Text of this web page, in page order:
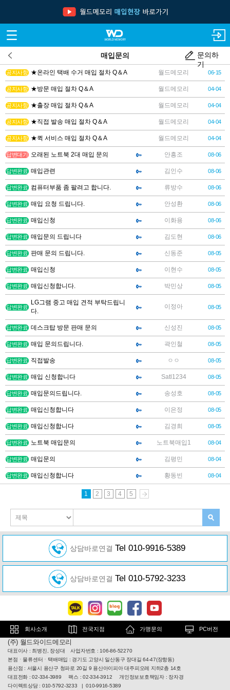
매입문의
문의하
기
공지사항 ★온라인 택배 수거 매입 절차 Q＆A 월드메모리 06-15
공지사항 ★방문 매입 절차 Q＆A 월드메모리 04-04
공지사항 ★출장 매입 절차 Q＆A 월드메모리 04-04
공지사항 ★직접 발송 매입 절차 Q＆A 월드메모리 04-04
공지사항 ★퀵 서비스 매입 절차 Q＆A 월드메모리 04-04
답변대기 오래된 노트북 2대 매입 문의 안흥조 08-06
답변완료 매입관련 김인수 08-06
답변완료 컴퓨터부품 좀 팔려고 합니다. 류방수 08-06
답변완료 매입 요청 드립니다. 안성환 08-06
답변완료 매입신청 이화용 08-06
답변완료 매입문의 드립니다 김도현 08-06
답변완료 판매 문의 드립니다. 신동준 08-05
답변완료 매입신청 이현수 08-05
답변완료 매입신청합니다. 박민상 08-05
답변완료
LG그램 중고 매입 견적 부탁드립니
다.
이정아 08-05
답변완료 데스크탑 방문 판매 문의 신성진 08-05
답변완료 매입 문의드립니다. 곽인철 08-05
답변완료 직접발송 ㅇㅇ 08-05
답변완료 매입 신청합니다 Satl1234 08-05
답변완료 매입문의드립니다. 송성호 08-05
답변완료 매입신청합니다 이은정 08-05
답변완료 매입신청합니다 김경희 08-05
답변완료 노트북 매입문의 노트북매입1 08-04
답변완료 매입문의 김평민 08-04
답변완료 매입신청합니다 황동빈 08-04
1 2 3 4 5
상담바로연결 Tel 010-9916-5389
상담바로연결 Tel 010-5792-3233
회사소개 전국지점 가맹문의 PC버전
(주) 월드와이드메모리
대표이사 : 최병진, 장성대 사업자번호 : 106-86-52270
본점ㆍ물류센터ㆍ택배매입 : 경기도 고양시 일산동구 장대길 64-47(장항동)
용산점 : 서울시 용산구 청파로 20길 9 용산아이피아 대주피오레 지하2층 14호
대표전화 : 02-334-3989 팩스 : 02-334-3912 개인정보보호책임자 : 장자경
다이렉트상담 : 010-5792-3233 | 010-9916-5389